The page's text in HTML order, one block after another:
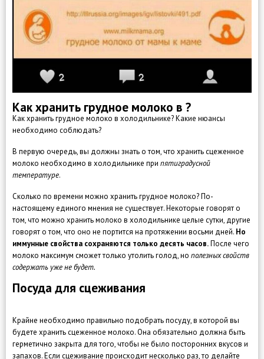
Как хранить грудное молоко в ?
Как хранить грудное молоко в холодильнике? Какие нюансы
необходимо соблюдать?
В первую очередь, вы должны знать о том, что хранить сцеженное
молоко необходимо в холодильнике при пятиградусной
температуре.
Сколько по времени можно хранить грудное молоко? По-
настоящему единого мнения не существует. Некоторые говорят о
том, что можно хранить молоко в холодильнике целые сутки, другие
говорят о том, что оно не портится на протяжении восьми дней. Но
иммунные свойства сохраняются только десять часов.После чего
молоко максимум сможет только утолить голод, но полезных свойств
содержать уже не будет.
Посуда для сцеживания
Крайне необходимо правильно подобрать посуду, в которой вы
будете хранить сцеженное молоко. Она обязательно должна быть
герметично закрыта для того, чтобы не было посторонних вкусов и
запахов. Если сцеживание происходит несколько раз, то делайте